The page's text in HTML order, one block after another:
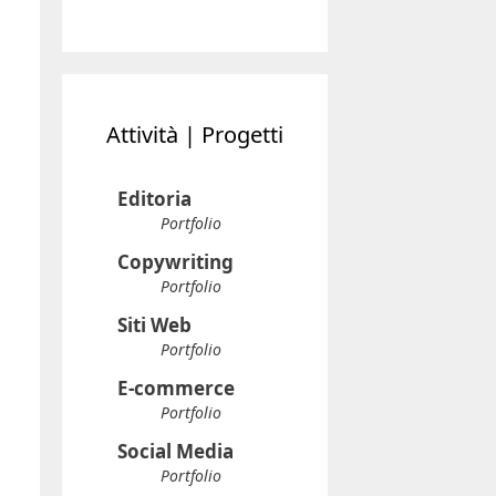
Editoria
Copywriting
Portfolio
Siti Web
Portfolio
E-commerce
Portfolio
Social Media
Formazione